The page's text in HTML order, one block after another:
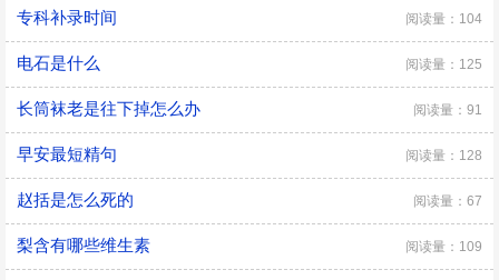
专科补录时间 阅读量：104
电石是什么 阅读量：125
长筒袜老是往下掉怎么办 阅读量：91
早安最短精句 阅读量：128
赵括是怎么死的 阅读量：67
梨含有哪些维生素 阅读量：109